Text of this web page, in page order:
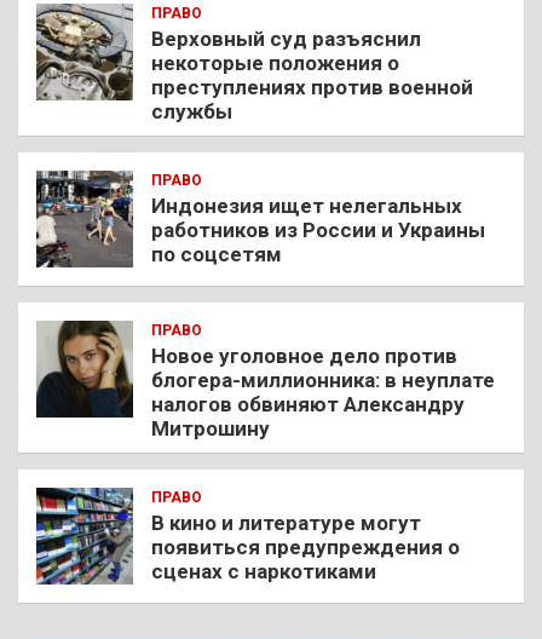
ПРАВО
Верховный суд разъяснил
некоторые положения о
преступлениях против военной
службы
ПРАВО
Индонезия ищет нелегальных
работников из России и Украины
по соцсетям
ПРАВО
Новое уголовное дело против
блогера-миллионника: в неуплате
налогов обвиняют Александру
Митрошину
ПРАВО
В кино и литературе могут
появиться предупреждения о
сценах с наркотиками